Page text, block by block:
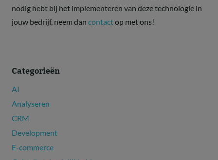
nodig hebt bij het implementeren van deze technologie in
jouw bedrijf, neem dan contactop met ons!
Categorieën
AI
Analyseren
CRM
Development
E-commerce